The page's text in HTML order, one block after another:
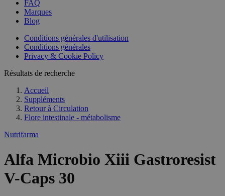
FAQ
Marques
Blog
Conditions générales d'utilisation
Conditions générales
Privacy & Cookie Policy
Résultats de recherche
Accueil
Suppléments
Retour à Circulation
Flore intestinale - métabolisme
Nutrifarma
Alfa Microbio Xiii Gastroresist
V-Caps 30